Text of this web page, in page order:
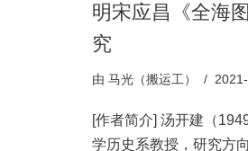
明宋应昌《全海
究
由 马光（搬运工）
[作者简介] 汤开建（
学历史系教授，研究方